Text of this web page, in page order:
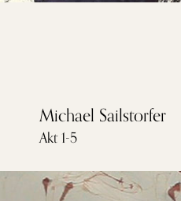
Michael Sailstorfer
Akt 1-5